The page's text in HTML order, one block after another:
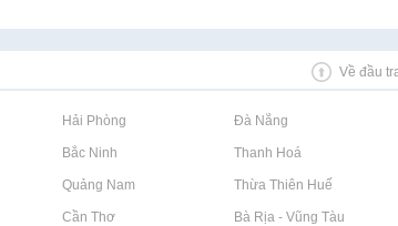
Về đầu
Rao vặt tại Hải Phòng Rao vặt tại Đà Nẵng
Rao vặt tại Bắc Ninh Rao vặt tại Thanh Hoá
Rao vặt tại Quảng Nam Rao vặt tại Thừa Thiên Huế
Rao vặt tại Cần Thơ Rao vặt tại Bà Rịa - Vũng Tàu